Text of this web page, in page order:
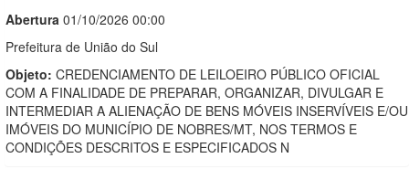
Abertura 01/10/2026 00:00
Prefeitura de União do Sul
Objeto: CREDENCIAMENTO DE LEILOEIRO PÚBLICO OFICIAL
COM A FINALIDADE DE PREPARAR, ORGANIZAR, DIVULGAR E
INTERMEDIAR A ALIENAÇÃO DE BENS MÓVEIS INSERVÍVEIS E/OU
IMÓVEIS DO MUNICÍPIO DE NOBRES/MT, NOS TERMOS E
CONDIÇÕES DESCRITOS E ESPECIFICADOS N